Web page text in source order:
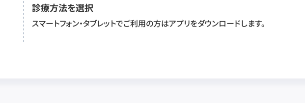
診療方法を選択
スマートフォン・タブレットでご利用の方はアプリをダウンロードします。